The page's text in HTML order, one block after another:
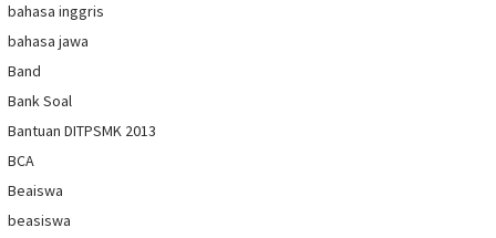
bahasa inggris
bahasa jawa
Band
Bank Soal
Bantuan DITPSMK 2013
BCA
Beaiswa
beasiswa